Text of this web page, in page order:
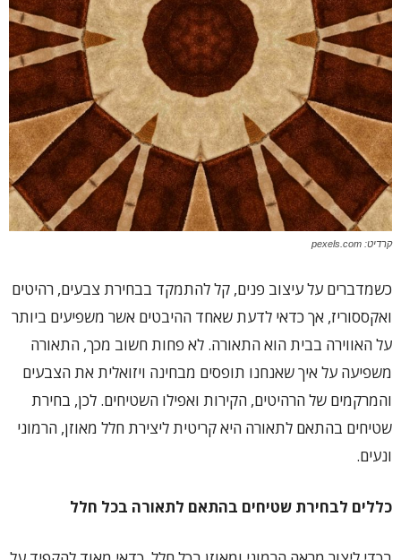
קרדיט: pexels.com
כשמדברים על עיצוב פנים, קל להתמקד בבחירת צבעים, רהיטים
ואקססוריז, אך כדאי לדעת שאחד ההיבטים אשר משפיעים ביותר
על האווירה בבית הוא התאורה. לא פחות חשוב מכך, התאורה
משפיעה על איך שאנחנו תופסים מבחינה ויזואלית את הצבעים
והמרקמים של הרהיטים, הקירות ואפילו השטיחים. לכן, בחירת
שטיחים בהתאם לתאורה היא קריטית ליצירת חלל מאוזן, הרמוני
ונעים.
כללים לבחירת שטיחים בהתאם לתאורה בכל חלל